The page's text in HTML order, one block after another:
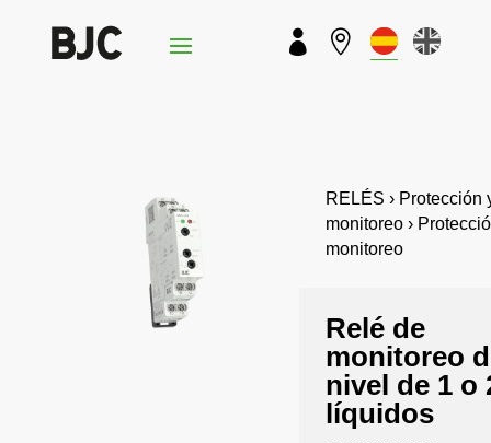
 
RELÉS › Protección
monitoreo ›
monitoreo
Relé de
monitoreo
nivel de 1 o
líquidos